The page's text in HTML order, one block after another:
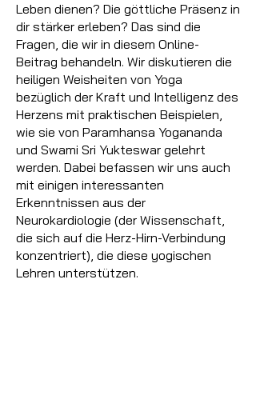
Leben dienen? Die göttliche Präsenz in
dir stärker erleben? Das sind die
Fragen, die wir in diesem Online-
Beitrag behandeln. Wir diskutieren die
heiligen Weisheiten von Yoga
bezüglich der Kraft und Intelligenz des
Herzens mit praktischen Beispielen,
wie sie von Paramhansa Yogananda
und Swami Sri Yukteswar gelehrt
werden. Dabei befassen wir uns auch
mit einigen interessanten
Erkenntnissen aus der
Neurokardiologie (der Wissenschaft,
die sich auf die Herz-Hirn-Verbindung
konzentriert), die diese yogischen
Lehren unterstützen.